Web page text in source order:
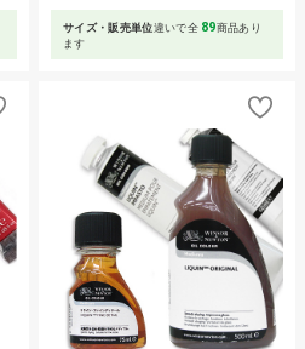
サイズ・販売単位違いで全 89商品あり
ます